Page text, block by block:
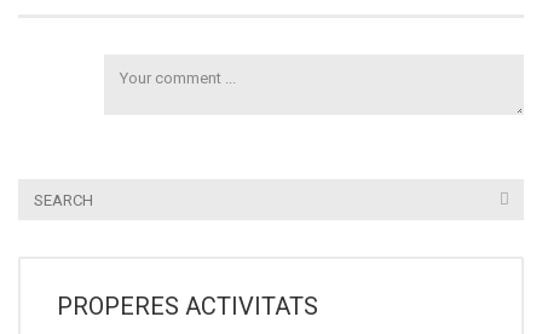
PROPERES ACTIVITATS